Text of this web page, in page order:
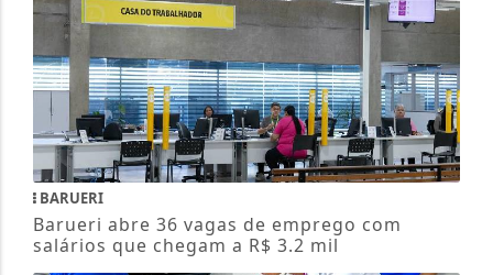
BARUERI
Barueri abre 36 vagas de emprego com
salários que chegam a R$ 3.2 mil